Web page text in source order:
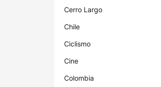
Cerro Largo
Chile
Ciclismo
Cine
Colombia